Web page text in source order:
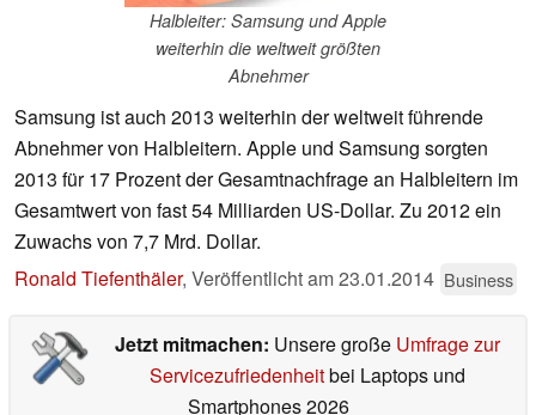
Halbleiter: Samsung und Apple
weiterhin die weltweit größten
Abnehmer
Samsung ist auch 2013 weiterhin der weltweit führende
Abnehmer von Halbleitern. Apple und Samsung sorgten
2013 für 17 Prozent der Gesamtnachfrage an Halbleitern im
Gesamtwert von fast 54 Milliarden US-Dollar. Zu 2012 ein
Zuwachs von 7,7 Mrd. Dollar.
Ronald Tiefenthäler, Veröffentlicht am23.01.2014 Business
Jetzt mitmachen: Unsere große Umfrage zur
Servicezufriedenheitbei Laptops und
Smartphones 2026